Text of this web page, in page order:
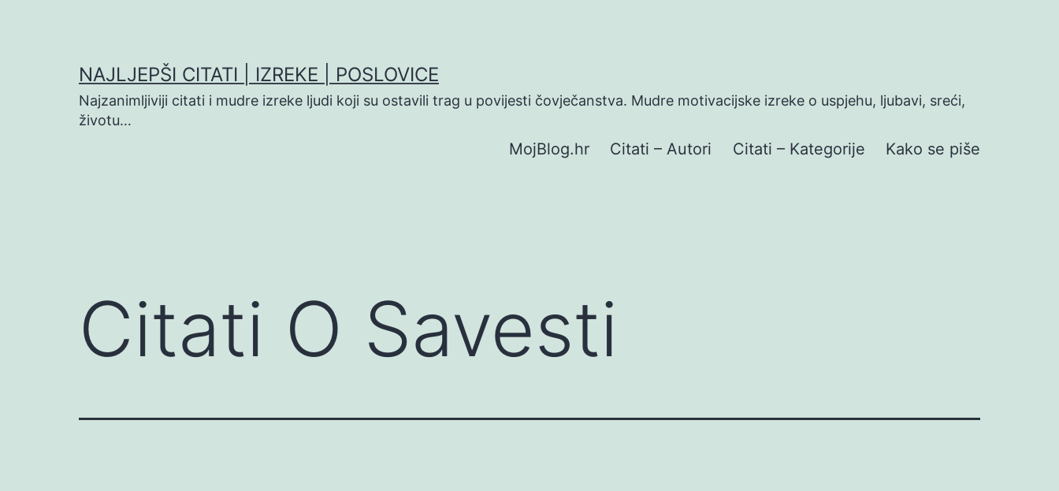
NAJLJEPŠI CITATI | IZREKE | POSLOVICE
Najzanimljiviji citati i mudre izreke ljudi koji su ostavili trag u povijesti čovječanstva. Mudre motivacijske izreke o uspjehu, ljubavi, sreći,
životu…
MojBlog.hr Citati – Autori Citati – Kategorije Kako se piše
Citati O Savesti